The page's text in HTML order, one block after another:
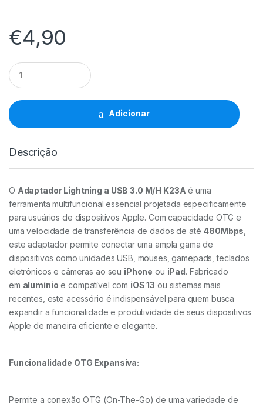
€4,90
Adaptador
Lightning
(M)
USB-
A
3.0
K23A
Adicionar
Descrição
O Adaptador Lightning a USB 3.0 M/H K23A é uma
ferramenta multifuncional essencial projetada especificamente
para usuários de dispositivos Apple. Com capacidade OTG e
uma velocidade de transferência de dados de até 480Mbps
este adaptador permite conectar uma ampla gama de
dispositivos como unidades USB, mouses, gamepads, teclados
eletrônicos e câmeras ao seu iPhone ou iPad. Fabricado
em alumínio e compatível com iOS 13 ou sistemas mais
recentes, este acessório é indispensável para quem busca
expandir a funcionalidade e produtividade de seus dispositivos
Apple de maneira eficiente e elegante.
Funcionalidade OTG Expansiva:
Permite a conexão OTG (On-The-Go) de uma variedade de